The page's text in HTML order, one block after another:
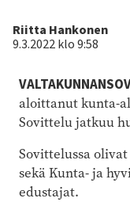
Kirjoittaja
Riitta Hankonen
9.3.2022 klo 9:58
aloittanut kunta-
Sovittelu jatkuu
Sovittelussa
sekä Kunta- ja
edustajat.